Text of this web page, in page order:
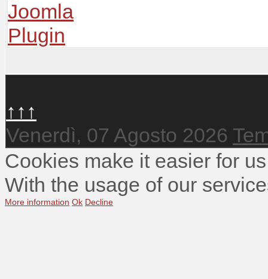
↑↑↑
Venerdì, 07 Agosto 2026
Cookies make it easier for
With the usage of our
More information Ok Decline